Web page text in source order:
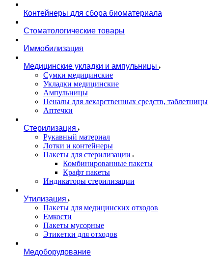
Контейнеры для сбора биоматериала
Стоматологические товары
Иммобилизация
Медицинские укладки и ампульницы
Сумки медицинские
Укладки медицинские
Ампульницы
Пеналы для лекарственных средств, таблетницы
Аптечки
Стерилизация
Рукавный материал
Лотки и контейнеры
Пакеты для стерилизации
Комбинированные пакеты
Крафт пакеты
Индикаторы стерилизации
Утилизация
Пакеты для медицинских отходов
Емкости
Пакеты мусорные
Этикетки для отходов
Медоборудование